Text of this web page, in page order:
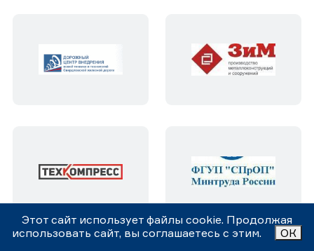
Этот сайт использует файлы cookie. Продолжая
использовать сайт, вы соглашаетесь с этим.
ОК